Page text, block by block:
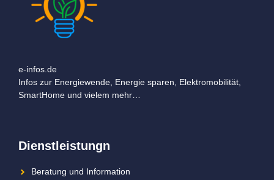
e-infos.de
Infos zur Energiewende, Energie sparen, Elektromobilität,
SmartHome und vielem mehr…
Dienstleistungn
Beratung und Information